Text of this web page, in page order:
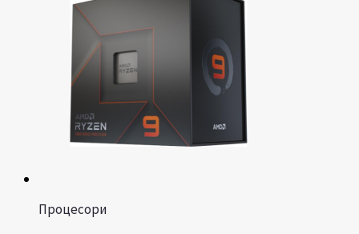
Процесори